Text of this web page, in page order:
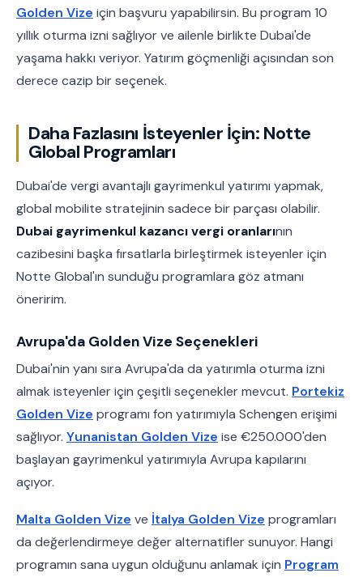
Golden Vize için başvuru yapabilirsin. Bu program 10
yıllık oturma izni sağlıyor ve ailenle birlikte Dubai'de
yaşama hakkı veriyor. Yatırım göçmenliği açısından son
derece cazip bir seçenek.
Daha Fazlasını İsteyenler İçin: Notte
Global Programları
Dubai'de vergi avantajlı gayrimenkul yatırımı yapmak,
global mobilite stratejinin sadece bir parçası olabilir.
Dubai gayrimenkul kazancı vergi oranlarının
cazibesini başka fırsatlarla birleştirmek isteyenler için
Notte Global'ın sunduğu programlara göz atmanı
öneririm.
Avrupa'da Golden Vize Seçenekleri
Dubai'nin yanı sıra Avrupa'da da yatırımla oturma izni
almak isteyenler için çeşitli seçenekler mevcut. Portekiz
Golden Vize programı fon yatırımıyla Schengen erişimi
sağlıyor. Yunanistan Golden Vize ise €250.000'den
başlayan gayrimenkul yatırımıyla Avrupa kapılarını
açıyor.
Malta Golden Vize ve İtalya Golden Vize programları
da değerlendirmeye değer alternatifler sunuyor. Hangi
programın sana uygun olduğunu anlamak için Program